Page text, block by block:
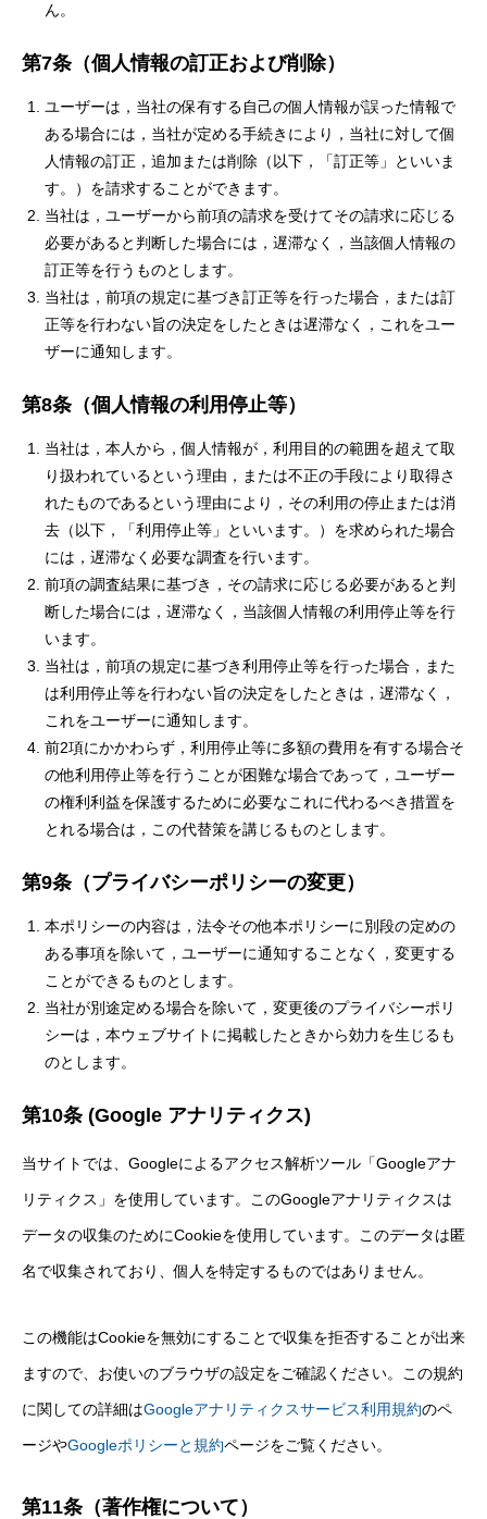
ん。
第7条（個人情報の訂正および削除）
ユーザーは，当社の保有する自己の個人情報が誤った情報で
ある場合には，当社が定める手続きにより，当社に対して個
人情報の訂正，追加または削除（以下，「訂正等」といいま
す。）を請求することができます。
当社は，ユーザーから前項の請求を受けてその請求に応じる
必要があると判断した場合には，遅滞なく，当該個人情報の
訂正等を行うものとします。
当社は，前項の規定に基づき訂正等を行った場合，または訂
正等を行わない旨の決定をしたときは遅滞なく，これをユー
ザーに通知します。
第8条（個人情報の利用停止等）
当社は，本人から，個人情報が，利用目的の範囲を超えて取
り扱われているという理由，または不正の手段により取得さ
れたものであるという理由により，その利用の停止または消
去（以下，「利用停止等」といいます。）を求められた場合
には，遅滞なく必要な調査を行います。
前項の調査結果に基づき，その請求に応じる必要があると判
断した場合には，遅滞なく，当該個人情報の利用停止等を行
います。
当社は，前項の規定に基づき利用停止等を行った場合，また
は利用停止等を行わない旨の決定をしたときは，遅滞なく，
これをユーザーに通知します。
前2項にかかわらず，利用停止等に多額の費用を有する場合そ
の他利用停止等を行うことが困難な場合であって，ユーザー
の権利利益を保護するために必要なこれに代わるべき措置を
とれる場合は，この代替策を講じるものとします。
第9条（プライバシーポリシーの変更）
本ポリシーの内容は，法令その他本ポリシーに別段の定めの
ある事項を除いて，ユーザーに通知することなく，変更する
ことができるものとします。
当社が別途定める場合を除いて，変更後のプライバシーポリ
シーは，本ウェブサイトに掲載したときから効力を生じるも
のとします。
第10条 (Google アナリティクス)
当サイトでは、Googleによるアクセス解析ツール「Googleアナ
リティクス」を使用しています。このGoogleアナリティクスは
データの収集のためにCookieを使用しています。このデータは匿
名で収集されており、個人を特定するものではありません。
この機能はCookieを無効にすることで収集を拒否することが出来
ますので、お使いのブラウザの設定をご確認ください。この規約
に関しての詳細はGoogleアナリティクスサービス利用規約のペ
ージやGoogleポリシーと規約ページをご覧ください。
第11条（著作権について）